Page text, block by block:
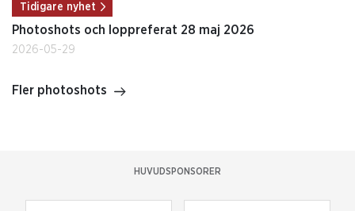
Tidigare nyhet
Photoshots och loppreferat 28 maj 2026
2026-05-29
Fler photoshots
HUVUDSPONSORER